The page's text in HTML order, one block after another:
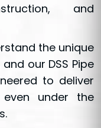
and
the unique
our DSS Pipe
to deliver
even under the